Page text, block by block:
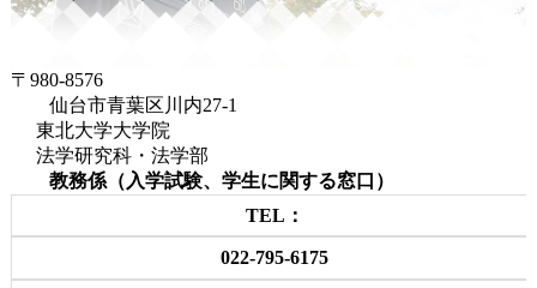
〒980-8576
仙台市青葉区川内27-1
東北大学大学院
法学研究科・法学部
教務係（入学試験、学生に関する窓口）
TEL：
022-795-6175